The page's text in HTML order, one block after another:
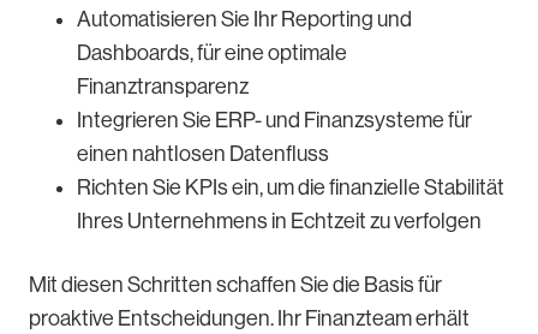
Automatisieren Sie Ihr Reporting und
Dashboards, für eine optimale
Finanztransparenz
Integrieren Sie ERP- und Finanzsysteme für
einen nahtlosen Datenfluss
Richten Sie KPIs ein, um die finanzielle Stabilität
Ihres Unternehmens in Echtzeit zu verfolgen
Mit diesen Schritten schaffen Sie die Basis für
proaktive Entscheidungen. Ihr Finanzteam erhält